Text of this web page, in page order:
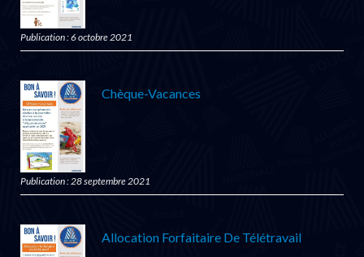
Publication : 6 octobre 2021
Chèque-Vacances
Publication : 28 septembre 2021
Allocation Forfaitaire De Télétravail